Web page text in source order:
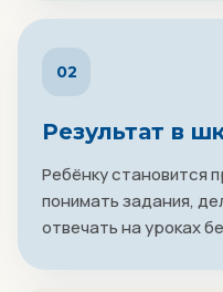
02
Результат в
Ребёнку становится
понимать задания,
отвечать на уроках